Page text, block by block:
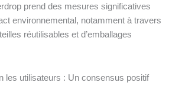
prend des mesures significatives
environnemental, notamment à travers
réutilisables et d’emballages
les utilisateurs : Un consensus positif